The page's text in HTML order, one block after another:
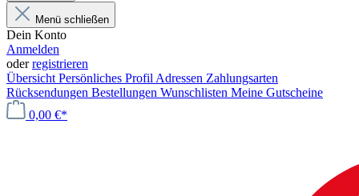
Menü schließen
Dein Konto
Anmelden
oderregistrieren
Übersicht Persönliches Profil Adressen Zahlungsarten
Rücksendungen Bestellungen Wunschlisten Meine Gutscheine
0,00 €*